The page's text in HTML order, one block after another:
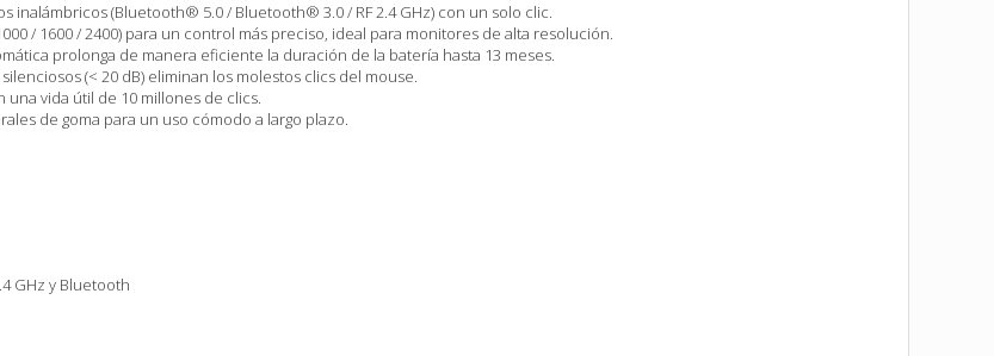
inalámbricos (Bluetooth® 5.0 / Bluetooth® 3.0 / RF 2.4 GHz) con un solo clic.
/ 1600 / 2400) para un control más preciso, ideal para monitores de alta resolución.
prolonga de manera eficiente la duración de la batería hasta 13 meses.
(< 20 dB) eliminan los molestos clics del mouse.
vida útil de 10 millones de clics.
de goma para un uso cómodo a largo plazo.
GHz y Bluetooth